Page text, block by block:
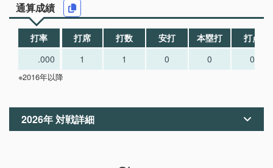
通算成績
打率 打席 打数 安打 本塁打
打点
.000
1 1 0 0 0
※2016年以降
2026年 対戦詳細